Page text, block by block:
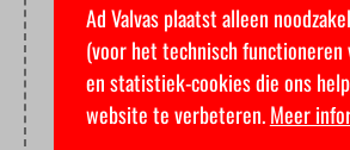
Ad Valvas plaatst alleen
(voor het technisch functioneren
en statistiek-cookies die ons
website te verbeteren.Meer